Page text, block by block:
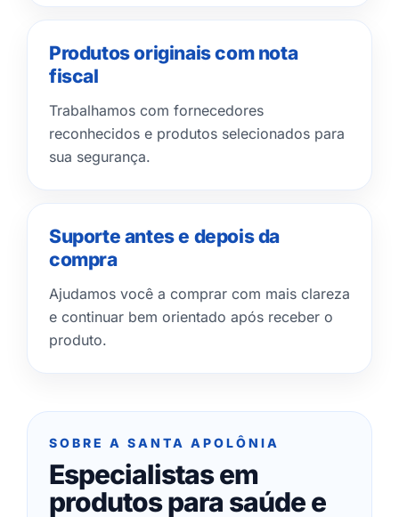
Produtos originais com nota
fiscal
Trabalhamos com fornecedores
reconhecidos e produtos selecionados para
sua segurança.
Suporte antes e depois da
compra
Ajudamos você a comprar com mais clareza
e continuar bem orientado após receber o
produto.
SOBRE A SANTA APOLÔNIA
Especialistas em
produtos para saúde e